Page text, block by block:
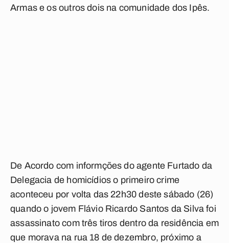
Armas e os outros dois na comunidade dos Ipês.
De Acordo com informções do agente Furtado da
Delegacia de homicídios o primeiro crime
aconteceu por volta das 22h30 deste sábado (26)
quando o jovem Flávio Ricardo Santos da Silva foi
assassinato com três tiros dentro da residência em
que morava na rua 18 de dezembro, próximo a